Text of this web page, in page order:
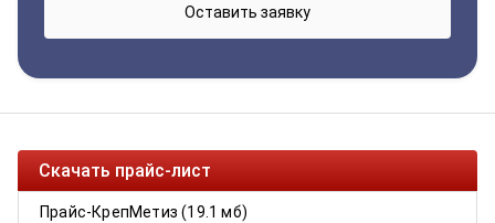
Скачать прайс-лист
Прайс-КрепМетиз (19.1 мб)